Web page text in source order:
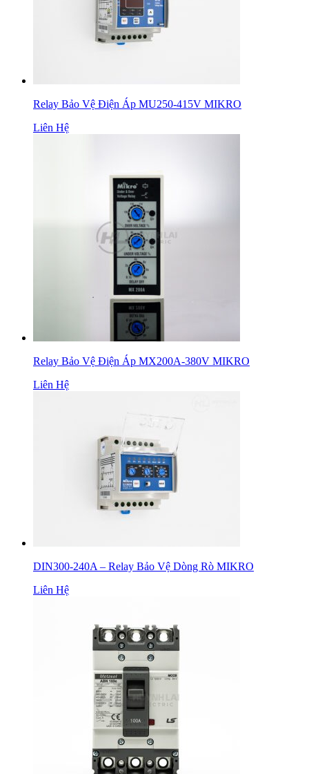
Relay Bảo Vệ Điện Áp MU250-415V MIKRO
Liên Hệ
Relay Bảo Vệ Điện Áp MX200A-380V MIKRO
Liên Hệ
DIN300-240A – Relay Bảo Vệ Dòng Rò MIKRO
Liên Hệ